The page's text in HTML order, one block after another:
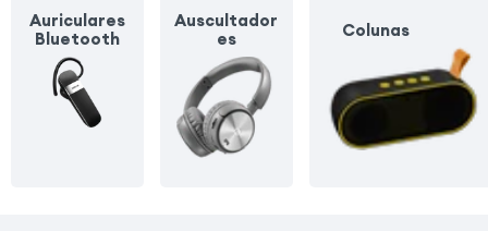
Auriculares
Bluetooth
Auscultador
es
Colunas